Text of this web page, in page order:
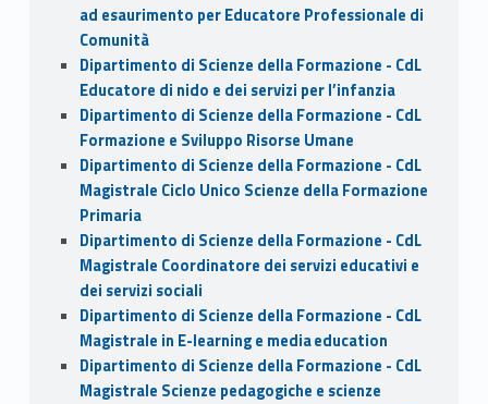
ad esaurimento per Educatore Professionale di
Comunità
Dipartimento di Scienze della Formazione - CdL
Educatore di nido e dei servizi per l’infanzia
Dipartimento di Scienze della Formazione - CdL
Formazione e Sviluppo Risorse Umane
Dipartimento di Scienze della Formazione - CdL
Magistrale Ciclo Unico Scienze della Formazione
Primaria
Dipartimento di Scienze della Formazione - CdL
Magistrale Coordinatore dei servizi educativi e
dei servizi sociali
Dipartimento di Scienze della Formazione - CdL
Magistrale in E-learning e media education
Dipartimento di Scienze della Formazione - CdL
Magistrale Scienze pedagogiche e scienze